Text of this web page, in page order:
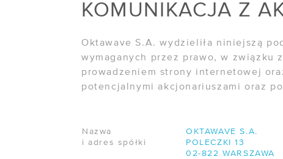
/ Cloud storage
/ Storage blokowy
/ Storage obiektowy
/ Suwerenna chmura
/ Traffic Manager
/
/ Skan
/
/ API
KOMUNIKACJA Z
Oktawave S.A. wydzieliła niniejszą
wymaganych przez prawo, w związku
prowadzeniem strony internetowej
potencjalnymi akcjonariuszami oraz
Nazwa
i adres spółki
OKTAWAVE S.A.
POLECZKI 13
02-822 WARSZAWA